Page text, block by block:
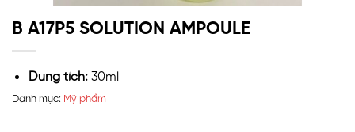
B A17P5 SOLUTION AMPOULE
Dung tích: 30ml
Danh mục: Mỹ phẩm